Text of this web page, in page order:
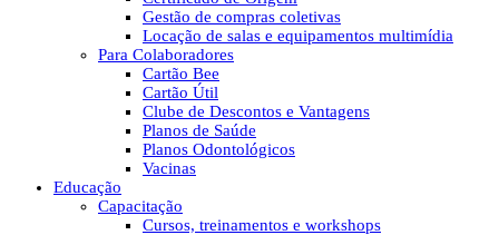
Gestão de compras coletivas
Locação de salas e equipamentos multimídia
Para Colaboradores
Cartão Bee
Cartão Útil
Clube de Descontos e Vantagens
Planos de Saúde
Planos Odontológicos
Vacinas
Educação
Capacitação
Cursos, treinamentos e workshops